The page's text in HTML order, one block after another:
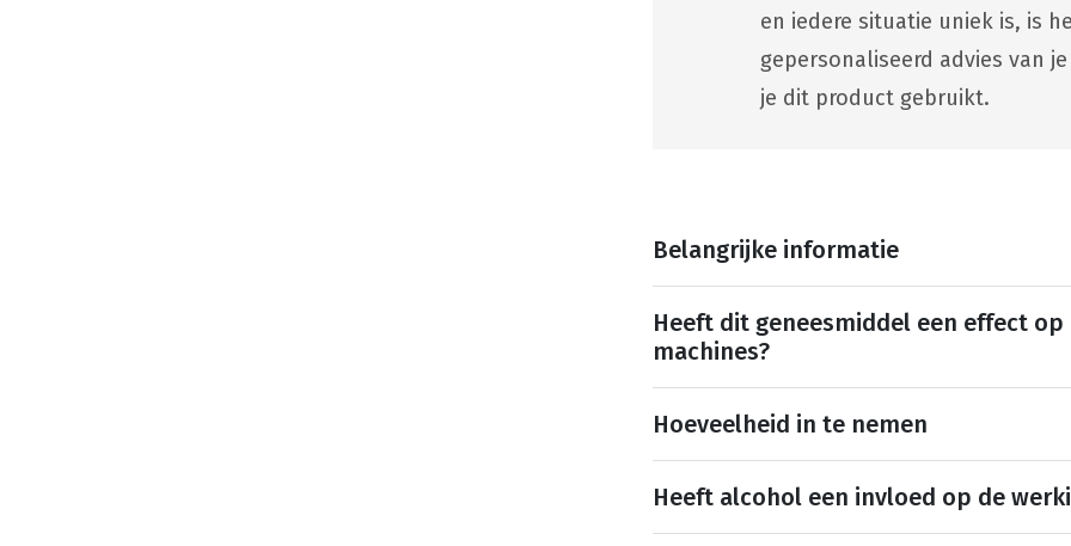
en iedere situatie uniek is, is
gepersonaliseerd advies van
je dit product gebruikt.
Belangrijke informatie
Heeft dit geneesmiddel een effect
machines?
Hoeveelheid in te nemen
Heeft alcohol een invloed op de